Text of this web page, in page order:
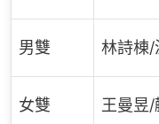
男雙 林詩棟/
女雙 王曼昱/